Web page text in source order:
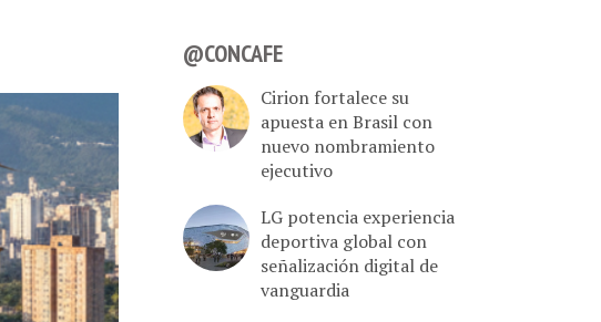
@CONCAFE
Cirion fortalece su
apuesta en Brasil con
nuevo nombramiento
ejecutivo
LG potencia experiencia
deportiva global con
señalización digital de
vanguardia